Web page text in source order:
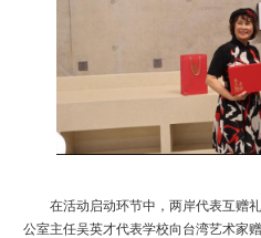
在活动启动环节中，两岸代表互赠
公室主任吴英才代表学校向台湾艺术家